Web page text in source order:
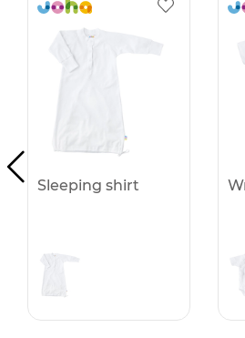
Sleeping shirt